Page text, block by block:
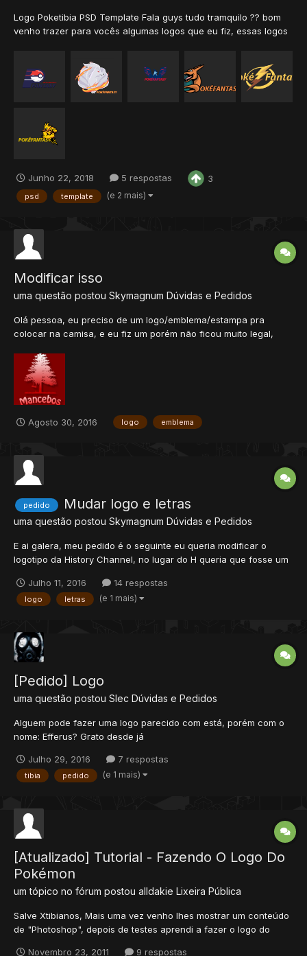
Logo Poketibia PSD Template Fala guys tudo tramquilo ?? bom
venho trazer para vocês algumas logos que eu fiz, essas logos
uma ner haha então estarei disponibilizando para vocês as
outras eu sei que não estão perfeitas mas acho que...
Junho 22, 2018 5 respostas 3
psd template (e 2 mais)
Modificar isso
uma questão postou Skymagnum Dúvidas e Pedidos
Olá pessoa, eu preciso de um logo/emblema/estampa pra
colocar na camisa, e eu fiz um porém não ficou muito legal,
esse é significado e tals, tenta colocar uma árvore com frutos
etc...) e modificar a escrita tb
Agosto 30, 2016 logo emblema
pedido Mudar logo e letras
uma questão postou Skymagnum Dúvidas e Pedidos
E ai galera, meu pedido é o seguinte eu queria modificar o
logotipo da History Channel, no lugar do H queria que fosse um
a letra pode ser a mesma, só mudem as palavras. Esse é o logo
da History.
Julho 11, 2016 14 respostas
logo letras (e 1 mais)
[Pedido] Logo
uma questão postou Slec Dúvidas e Pedidos
Alguem pode fazer uma logo parecido com está, porém com o
nome: Efferus? Grato desde já
Julho 29, 2016 7 respostas
tibia pedido (e 1 mais)
[Atualizado] Tutorial - Fazendo O Logo Do
Pokémon
um tópico no fórum postou alldakie Lixeira Pública
Salve Xtibianos, Mais uma vez venho lhes mostrar um conteúdo
de "Photoshop", depois de testes aprendi a fazer o logo do
Novembro 23, 2011 9 respostas